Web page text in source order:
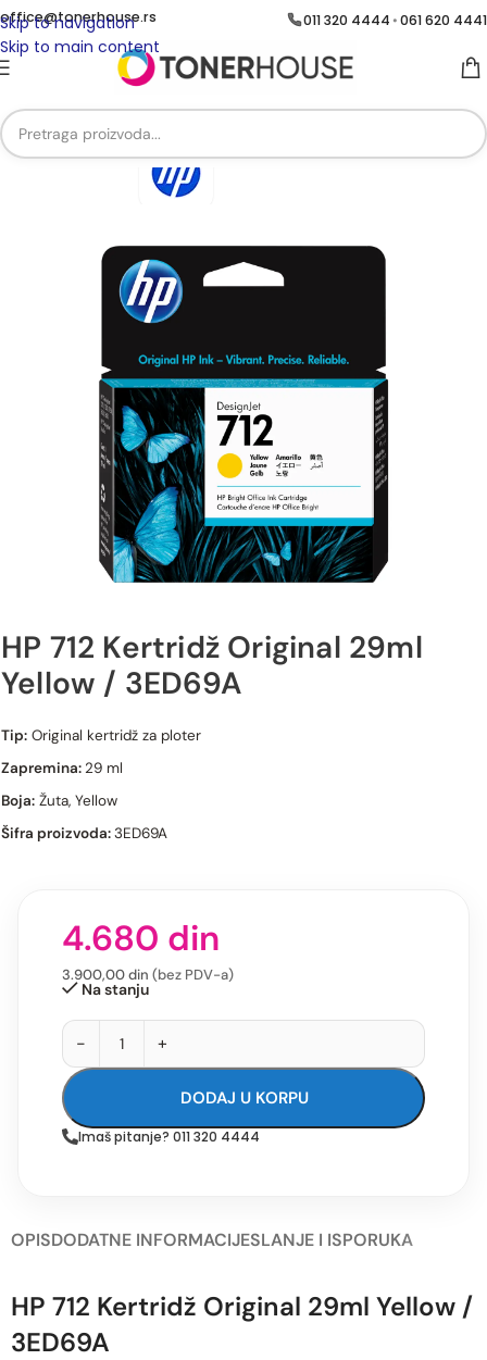
Skip to navigation
Skip to main content
office@tonerhouse.rs 011 320 4444 •061 620 4441
Početna
HP 712 Kertridž Original 29ml
Yellow / 3ED69A
Tip: Original kertridž za ploter
Zapremina:29 ml
Boja: Žuta, Yellow
Šifra proizvoda:3ED69A
4.680 din
3.900,00din (bez PDV-a)
Na stanju
- +
DODAJ U KORPU
Imaš pitanje? 011 320 4444
OPISDODATNE INFORMACIJESLANJE I ISPORUKA
HP 712 Kertridž Original 29ml Yellow /
3ED69A